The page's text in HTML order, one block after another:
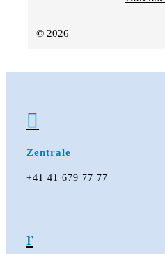
© 2026

Zentrale
+41 41 679 77 77
r